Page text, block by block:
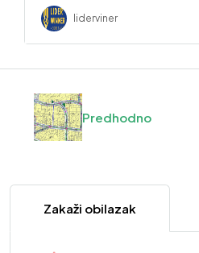
liderviner
Predhodno
Zakaži obilazak